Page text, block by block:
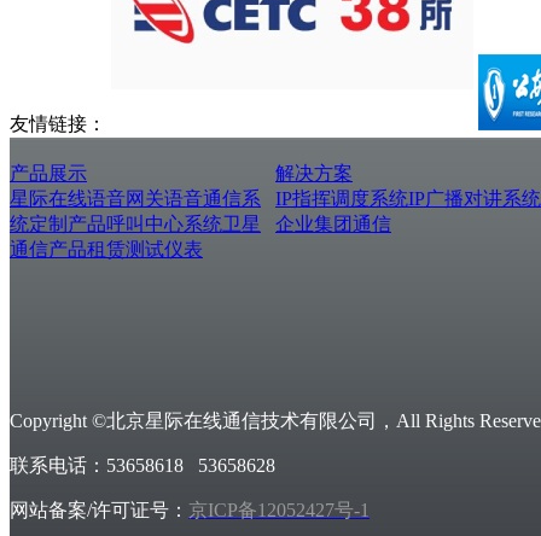
友情链接：
产品展示
星际在线语音网关语音通信系
统定制产品呼叫中心系统卫星
通信产品租赁测试仪表
解决方案
IP指挥调度系统IP广播对讲系统
企业集团通信
Copyright ©北京星际在线通信技术有限公司，All Rights
联系电话：53658618 53658628
网站备案/许可证号： 京ICP备12052427号-1